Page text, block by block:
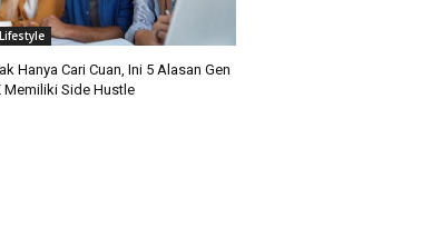
Lifestyle
Hanya Cari Cuan, Ini 5 Alasan Gen
Memiliki Side Hustle